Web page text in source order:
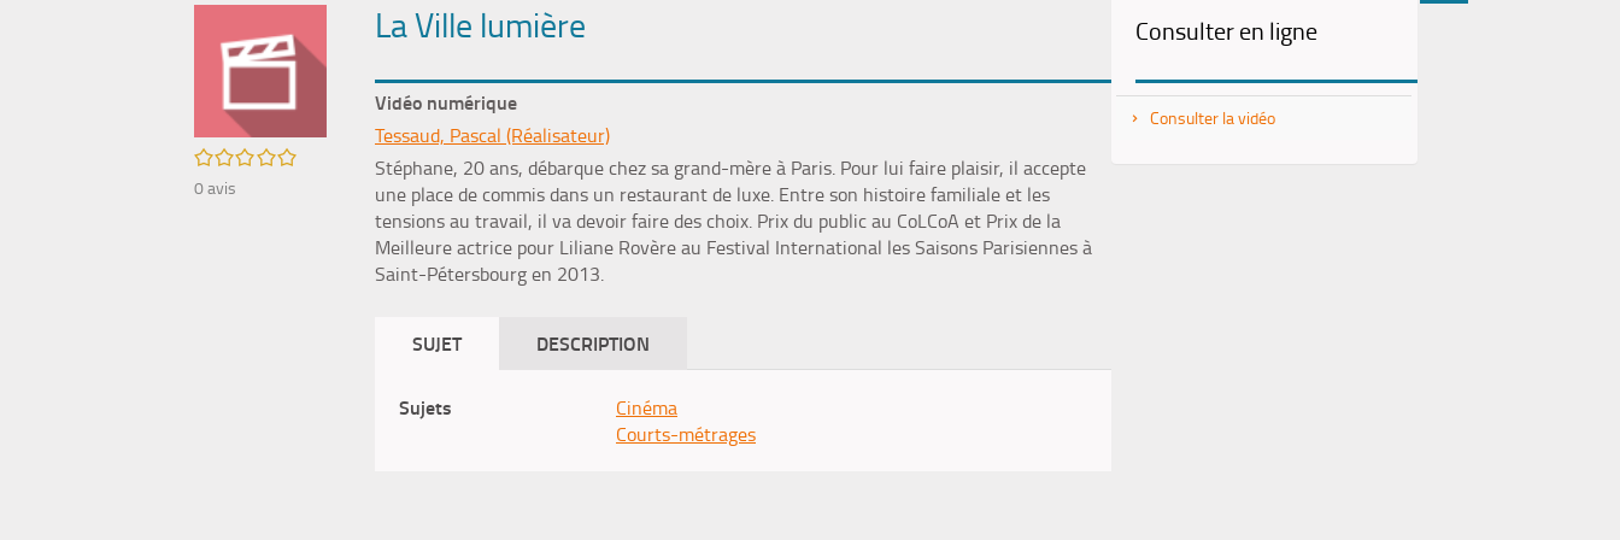
fenêtre)
mail
/5
0avis
La Ville lumière
Vidéo numérique
Tessaud, Pascal (Réalisateur)
Stéphane, 20 ans, débarque chez sa grand-mère à Paris. Pour lui faire plaisir, il accepte
une place de commis dans un restaurant de luxe. Entre son histoire familiale et les
tensions au travail, il va devoir faire des choix. Prix du public au CoLCoA et Prix de la
Meilleure actrice pour Liliane Rovère au Festival International les Saisons Parisiennes à
Saint-Pétersbourg en 2013.
SUJET DESCRIPTION
Sujets
Cinéma
Courts-métrages
Consulter en ligne
Consulter la vidéo